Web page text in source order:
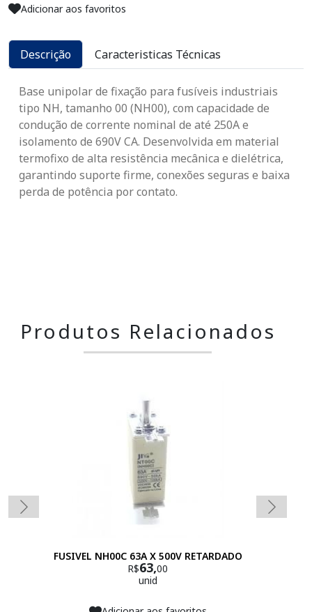
Adicionar aos favoritos
Descrição Caracteristicas Técnicas
Base unipolar de fixação para fusíveis industriais
tipo NH, tamanho 00 (NH00), com capacidade de
condução de corrente nominal de até 250A e
isolamento de 690V CA. Desenvolvida em material
termofixo de alta resistência mecânica e dielétrica,
garantindo suporte firme, conexões seguras e baixa
perda de potência por contato.
Produtos Relacionados
FUSIVEL NH00C 63A X 500V RETARDADO
R$63,00
unid